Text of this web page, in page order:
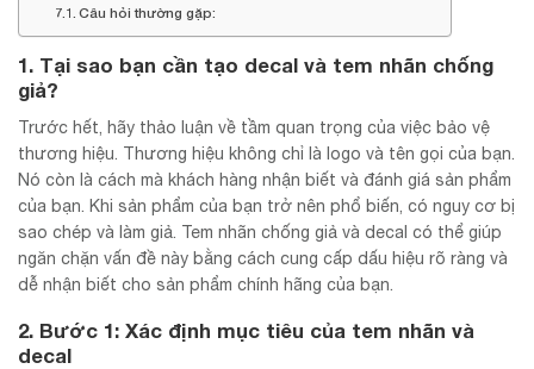
Câu hỏi thường gặp:
1. Tại sao bạn cần tạo decal và tem nhãn chống
giả?
Trước hết, hãy thảo luận về tầm quan trọng của việc bảo vệ
thương hiệu. Thương hiệu không chỉ là logo và tên gọi của bạn.
Nó còn là cách mà khách hàng nhận biết và đánh giá sản phẩm
của bạn. Khi sản phẩm của bạn trở nên phổ biến, có nguy cơ bị
sao chép và làm giả. Tem nhãn chống giả và decal có thể giúp
ngăn chặn vấn đề này bằng cách cung cấp dấu hiệu rõ ràng và
dễ nhận biết cho sản phẩm chính hãng của bạn.
2. Bước 1: Xác định mục tiêu của tem nhãn và
decal